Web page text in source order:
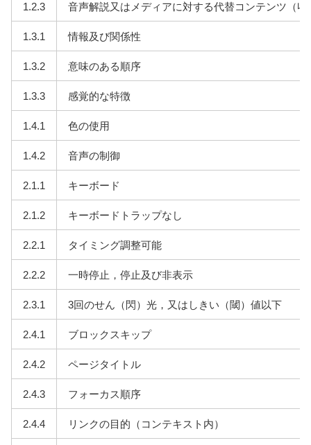
1.2.3 音声解説又はメディアに対する代替コンテンツ（収
1.3.1 情報及び関係性
1.3.2 意味のある順序
1.3.3 感覚的な特徴
1.4.1 色の使用
1.4.2 音声の制御
2.1.1 キーボード
2.1.2 キーボードトラップなし
2.2.1 タイミング調整可能
2.2.2 一時停止，停止及び非表示
2.3.1 3回のせん（閃）光，又はしきい（閾）値以下
2.4.1 ブロックスキップ
2.4.2 ページタイトル
2.4.3 フォーカス順序
2.4.4 リンクの目的（コンテキスト内）